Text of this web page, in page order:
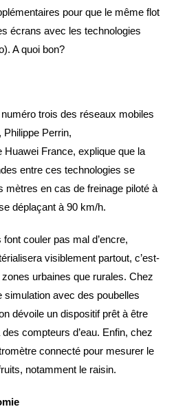
pour que le même flot
écrans avec les technologies
A quoi bon?
trois des réseaux mobiles
Perrin,
Huawei France, explique que la
entre ces technologies se
mètres en cas de freinage piloté à
déplaçant à 90 km/h.
couler pas mal d’encre,
visiblement partout, c’est-
urbaines que rurales. Chez
simulation avec des poubelles
dévoile un dispositif prêt à être
compteurs d’eau. Enfin, chez
connecté pour mesurer le
notamment le raisin.